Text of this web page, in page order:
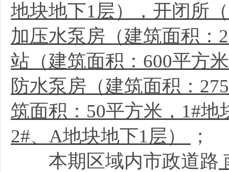
地块地下1层），开闭所
加压水泵房（建筑面积：
站（建筑面积：600平方
防水泵房（建筑面积：
筑面积：50平方米，1#
2#、A地块地下1层）
；
本期区域内市政道路